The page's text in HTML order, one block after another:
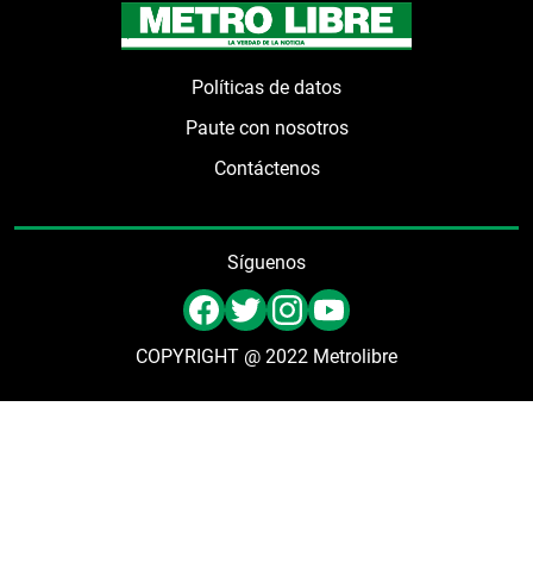
Políticas de datos
Paute con nosotros
Contáctenos
Síguenos
COPYRIGHT @ 2022 Metrolibre